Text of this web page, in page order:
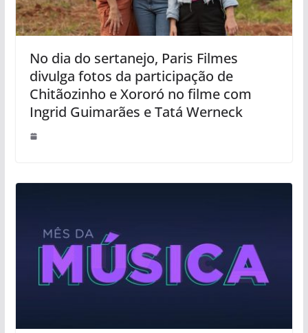
No dia do sertanejo, Paris Filmes
divulga fotos da participação de
Chitãozinho e Xororó no filme com
Ingrid Guimarães e Tatá Werneck